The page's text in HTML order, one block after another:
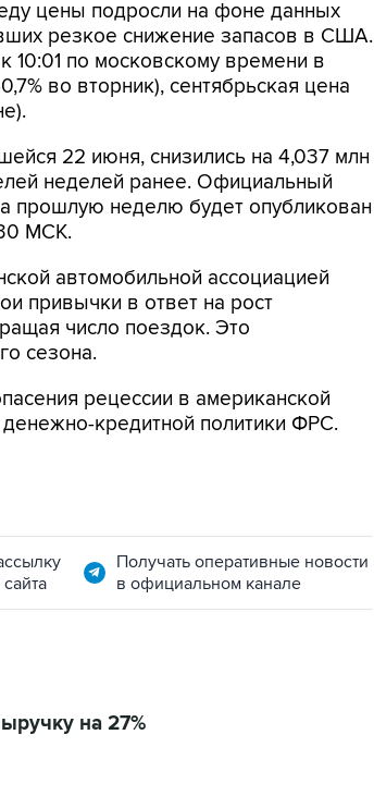
цены подросли на фоне данных
резкое снижение запасов в США.
10:01 по московскому времени в
во вторник), сентябрьская цена
22 июня, снизились на 4,037 млн
неделей ранее. Официальный
прошлую неделю будет опубликован
МСК.
автомобильной ассоциацией
привычки в ответ на рост
число поездок. Это
сезона.
рецессии в американской
кредитной политики ФРС.
Получать оперативные новости
в официальном канале
на 27%